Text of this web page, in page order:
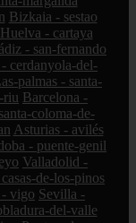
Bizkaia - sestao
Huelva - cartaya
- san-fernando
cerdanyola-del-
palmas - santa-
riu Barcelona -
coloma-de-
Asturias - avilés
- puente-genil
Valladolid -
de-los-pinos
- vigo Sevilla -
del-valle